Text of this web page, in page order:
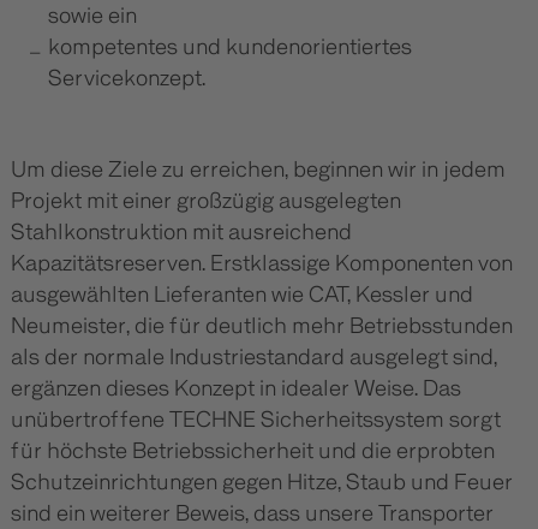
sowie ein
kompetentes und kundenorientiertes
Servicekonzept.
Um diese Ziele zu erreichen, beginnen wir in jedem
Projekt mit einer großzügig ausgelegten
Stahlkonstruktion mit ausreichend
Kapazitätsreserven. Erstklassige Komponenten von
ausgewählten Lieferanten wie CAT, Kessler und
Neumeister, die für deutlich mehr Betriebsstunden
als der normale Industriestandard ausgelegt sind,
ergänzen dieses Konzept in idealer Weise. Das
unübertroffene TECHNE Sicherheitssystem sorgt
für höchste Betriebssicherheit und die erprobten
Schutzeinrichtungen gegen Hitze, Staub und Feuer
sind ein weiterer Beweis, dass unsere Transporter